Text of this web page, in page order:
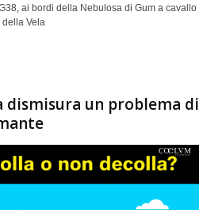
ai bordi della Nebulosa di Gum a cavallo
Vela
dismisura un problema di